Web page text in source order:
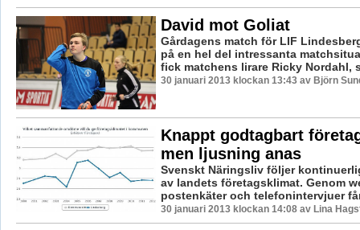
David mot Goliat
Gårdagens match för LIF
på en hel del intressanta
fick matchens lirare Ricky Nordahl,
30 januari 2013 klockan 13:43 av Björn
Knappt godtagbart
men ljusning anas
Svenskt Näringsliv följer
av landets företagsklimat. Genom
postenkäter och telefonintervjuer
30 januari 2013 klockan 14:08 av Lina